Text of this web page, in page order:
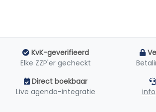
KvK-geverifieerd
Elke ZZP'er gecheckt
Direct boekbaar
Live agenda-integratie